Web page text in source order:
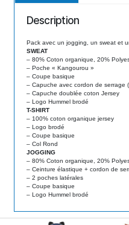
Description
Pack avec un jogging, un sweat et
SWEAT
– 80% Coton organique, 20%
– Poche « Kangourou »
– Coupe basique
– Capuche avec cordon de serrage
– Capuche doublée coton Jersey
– Logo Hummel brodé
T-SHIRT
– 100% coton organique jersey
– Logo brodé
– Coupe basique
– Col Rond
JOGGING
– 80% Coton organique, 20%
– Ceinture élastique + cordon de
– 2 poches latérales
– Coupe basique
– Logo Hummel brodé